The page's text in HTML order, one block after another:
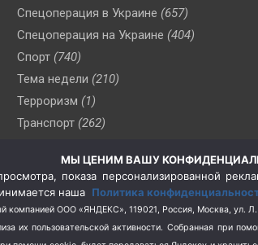
Спецоперация в Украине (657)
Спецоперация на Украине (404)
Спорт (740)
Тема недели (210)
Терроризм (1)
Транспорт (262)
(76)
Цены (2)
Школа и спорт (2)
Экология (8)
МЫ ЦЕНИМ ВАШУ
показа персонализированной
наша Политика
компанией ООО «ЯНДЕКС», 119021, Россия, Москва,
их пользовательской активности. Собранная при